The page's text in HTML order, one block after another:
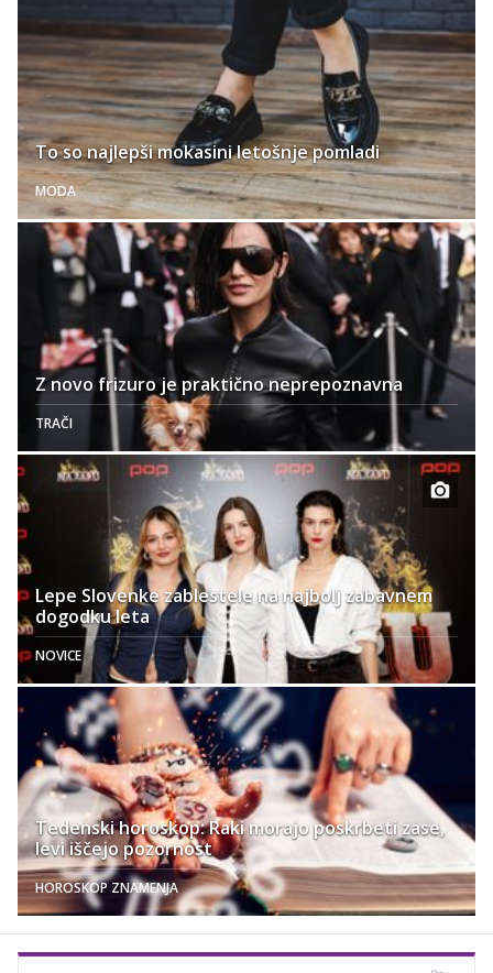
To so najlepši mokasini letošnje pomladi
MODA
Z novo frizuro je praktično neprepoznavna
TRAČI
Lepe Slovenke zablestele na najbolj zabavnem
dogodku leta
NOVICE
Tedenski horoskop: Raki morajo poskrbeti zase,
levi iščejo pozornost
HOROSKOP ZNAMENJA